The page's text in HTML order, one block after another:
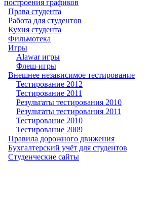
построения графиков
Права студента
Работа для студентов
Кухня студента
Фильмотека
Игры
Alawar игры
Флеш-игры
Внешнее независимое тестирование
Тестирование 2012
Тестирование 2011
Результаты тестирования 2010
Результаты тестирования 2011
Тестирование 2010
Тестирование 2009
Правила дорожного движения
Бухгалтерский учёт для студентов
Студенческие сайты